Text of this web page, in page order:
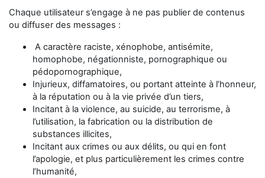
Chaque utilisateur s’engage à ne pas publier de contenus
ou diffuser des messages :
A caractère raciste, xénophobe, antisémite,
homophobe, négationniste, pornographique ou
pédopornographique,
Injurieux, diffamatoires, ou portant atteinte à l’honneur,
à la réputation ou à la vie privée d’un tiers,
Incitant à la violence, au suicide, au terrorisme, à
l’utilisation, la fabrication ou la distribution de
substances illicites,
Incitant aux crimes ou aux délits, ou qui en font
l’apologie, et plus particulièrement les crimes contre
l’humanité,